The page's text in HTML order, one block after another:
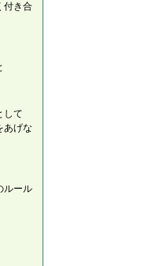
付き合
して
あげな
ルール